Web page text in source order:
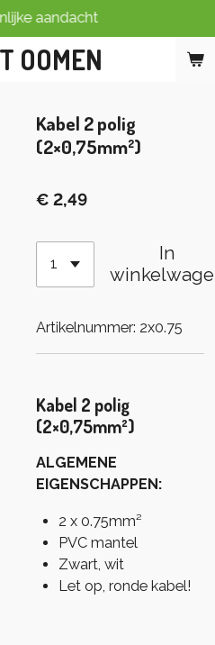
OOMEN
aandacht
Kabel 2 polig
(2×0,75mm²)
€ 2,49
In
Artikelnummer: 2x0.75
Kabel 2 polig
(2×0,75mm²)
ALGEMENE
EIGENSCHAPPEN:
2 x 0.75mm²
PVC mantel
Zwart, wit
Let op, ronde kabel!